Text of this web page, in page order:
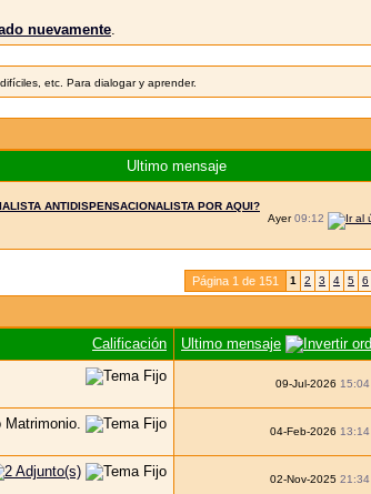
nuevamente.
etc. Para dialogar y aprender.
Ultimo mensaje
ANTIDISPENSACIONALISTA POR AQUI?
Ayer09:12
Página 1 de 151 1 2 3 4 5 6
Calificación Ultimo mensaje
09-Jul-2026 15:04
04-Feb-2026 13:14
02-Nov-2025 21:34